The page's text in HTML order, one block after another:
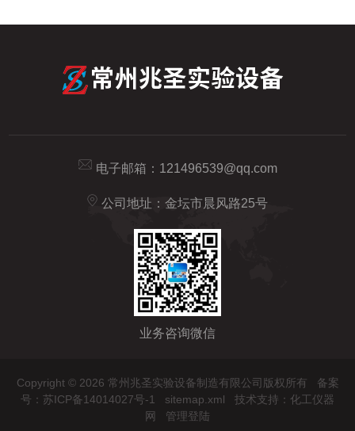
电子邮箱： 121496539@qq.com
公司地址：金坛市晨风路25号
业务咨询微信
Copyright © 2026 常州兆圣实验设备制造有限公司版权所有 备案
号：苏ICP备14014027号-1
sitemap.xml 技术支持： 化工仪器
网
管理登陆